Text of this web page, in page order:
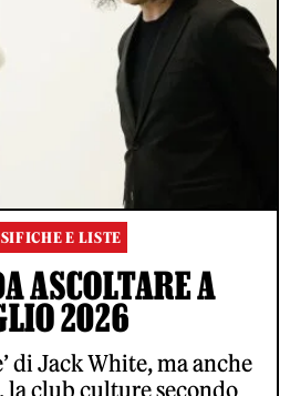
E LISTE
ASCOLTARE A
2026
di Jack White, ma anche
la club culture secondo